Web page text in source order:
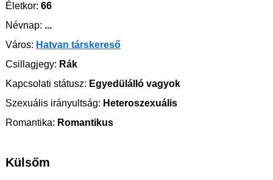
Életkor: 66
Névnap: ...
Város: Hatvan társkereső
Csillagjegy: Rák
Kapcsolati státusz: Egyedülálló vagyok
Szexuális irányultság: Heteroszexuális
Romantika: Romantikus
Külsőm